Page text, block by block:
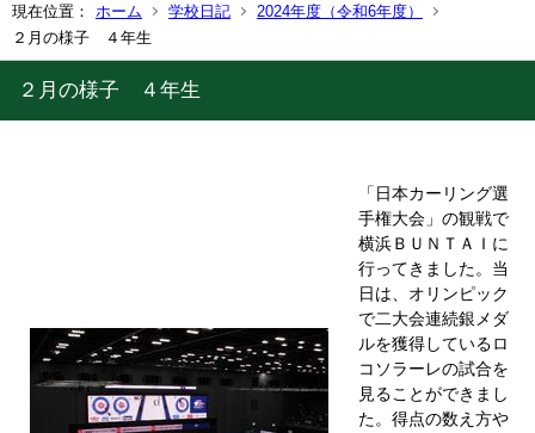
現在位置： ホーム 学校日記
2024年度（令和6年度）
２月の様子 ４年生
２月の様子 ４年生
「日本カーリング選
手権大会」の観戦で
横浜ＢＵＮＴＡＩに
行ってきました。当
日は、オリンピック
で二大会連続銀メダ
ルを獲得しているロ
コソラーレの試合を
見ることができまし
た。得点の数え方や